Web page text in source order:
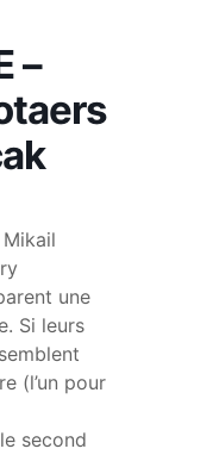
–
une
Si leurs
(l’un pour
second